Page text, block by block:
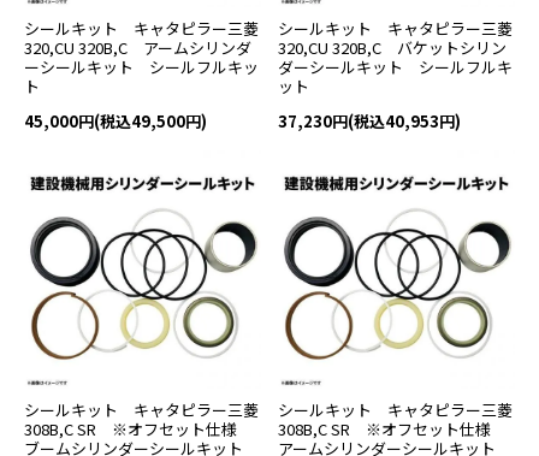
シールキット キャタピラー三菱
320,CU 320B,C アームシリンダ
ーシールキット シールフルキッ
ト
45,000円(税込49,500円)
シールキット キャタピラー三菱
320,CU 320B,C バケットシリン
ダーシールキット シールフルキ
ット
37,230円(税込40,953円)
シールキット キャタピラー三菱
308B,C SR ※オフセット仕様
ブームシリンダーシールキット
シールキット キャタピラー三菱
308B,C SR ※オフセット仕様
アームシリンダーシールキット